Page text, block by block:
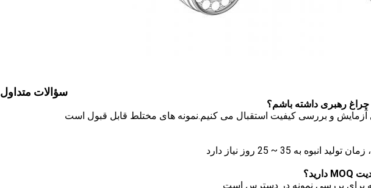
سؤالات متداول
آزمایش و بررسی کیفیت استقبال می کنیم.نمونه های مختلط قابل قبول است